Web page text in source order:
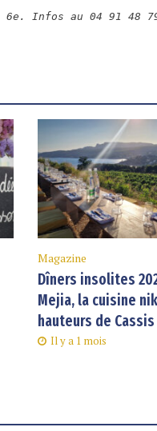
6e. Infos au 04 91 48
Magazine
Dîners insolites
Mejia, la cuisine
hauteurs de Cassis
Il y a 1 mois